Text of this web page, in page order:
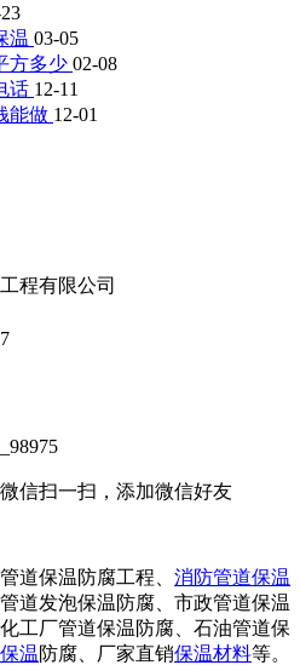
温 03-05
方多少 02-08
话 12-11
能做 12-01
程有限公司
信扫一扫，添加微信好友
道保温防腐工程、 消防管道保温
道发泡保温防腐、市政管道保温
工厂管道保温防腐、石油管道保
温 防腐、厂家直销保温材料等。